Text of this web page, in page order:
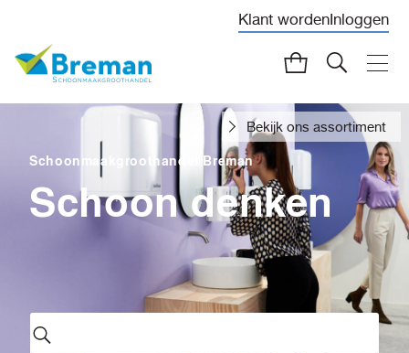
Klant wordenInloggen
Schoonmaakgroothandel Breman
Schoon denken
Bekijk ons assortiment